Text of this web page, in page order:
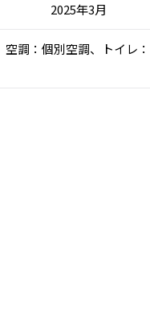
2025年3月
空調：個別空調、トイ